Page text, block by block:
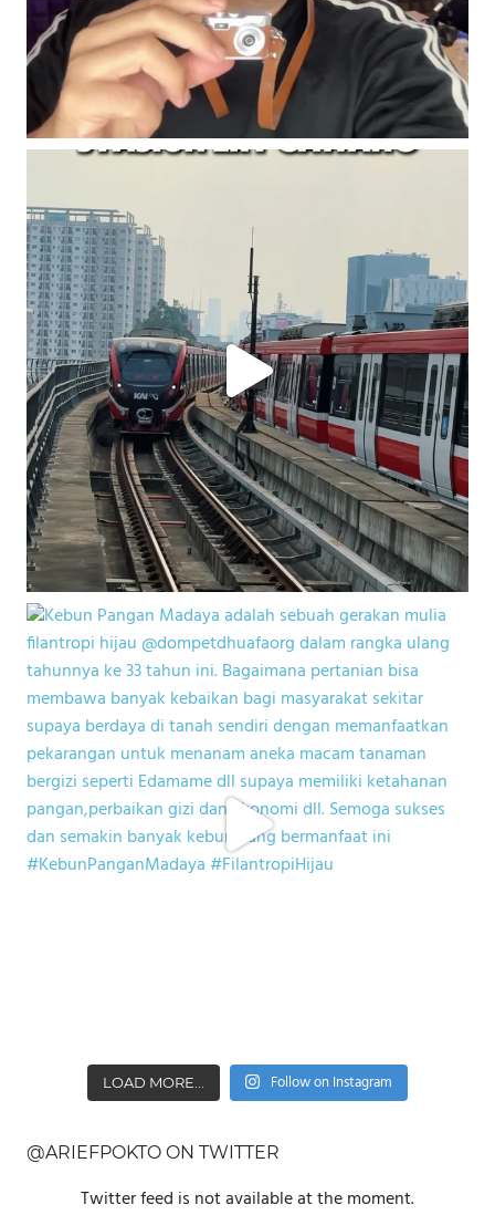
LOAD MORE... Follow on Instagram
@ARIEFPOKTO ON TWITTER
Twitter feed is not available at the moment.